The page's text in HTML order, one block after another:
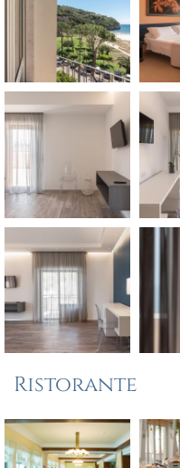
Ristorante